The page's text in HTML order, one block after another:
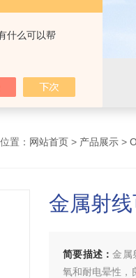
什么可以帮
置： 网站首页 > 产品展示 >
金属射
简要描述：金属
氧和耐电晕性，